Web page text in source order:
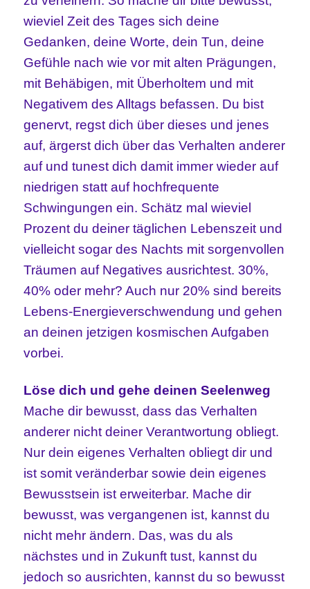
wieviel Zeit des Tages sich deine
Gedanken, deine Worte, dein Tun, deine
Gefühle nach wie vor mit alten Prägungen,
mit Behäbigen, mit Überholtem und mit
Negativem des Alltags befassen. Du bist
genervt, regst dich über dieses und jenes
auf, ärgerst dich über das Verhalten anderer
auf und tunest dich damit immer wieder auf
niedrigen statt auf hochfrequente
Schwingungen ein. Schätz mal wieviel
Prozent du deiner täglichen Lebenszeit und
vielleicht sogar des Nachts mit sorgenvollen
Träumen auf Negatives ausrichtest. 30%,
40% oder mehr? Auch nur 20% sind bereits
Lebens-Energieverschwendung und gehen
an deinen jetzigen kosmischen Aufgaben
vorbei.
Löse dich und gehe deinen Seelenweg
Mache dir bewusst, dass das Verhalten
anderer nicht deiner Verantwortung obliegt.
Nur dein eigenes Verhalten obliegt dir und
ist somit veränderbar sowie dein eigenes
Bewusstsein ist erweiterbar. Mache dir
bewusst, was vergangenen ist, kannst du
nicht mehr ändern. Das, was du als
nächstes und in Zukunft tust, kannst du
jedoch so ausrichten, kannst du so bewusst